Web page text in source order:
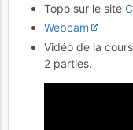
Topo sur le site
Webcam
Vidéo de la
2 parties.